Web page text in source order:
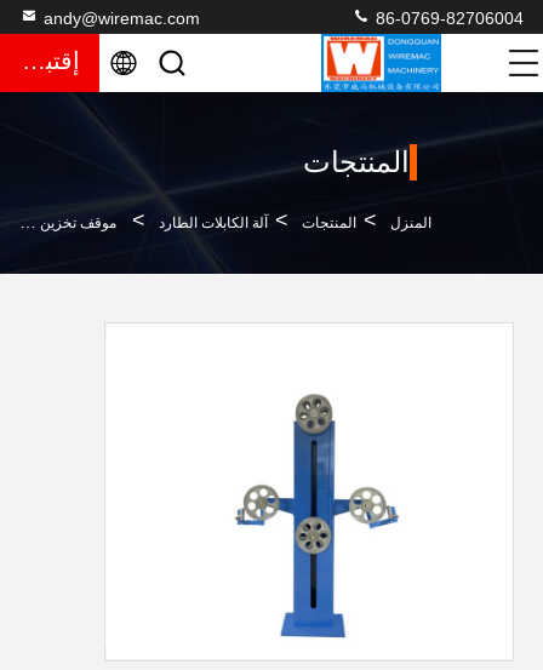
andy@wiremac.com 86-0769-82706004
إقتباس
المنتجات
المنزل > المنتجات > آلة الكابلات الطارد > موقف تخزين 2m 10KG موقف تخزين مغناطيسي عمودي مجهز بمقياس الطاقة